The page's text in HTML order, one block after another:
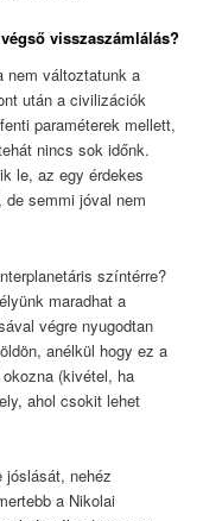
visszaszámlálás?
nem változtatunk a
után a civilizációk
paraméterek mellett,
nincs sok időnk.
le, az egy érdekes
semmi jóval nem
színtérre?
maradhat a
végre nyugodtan
anélkül hogy ez a
(kivétel, ha
ahol csokit lehet
jóslását, nehéz
a Nikolai